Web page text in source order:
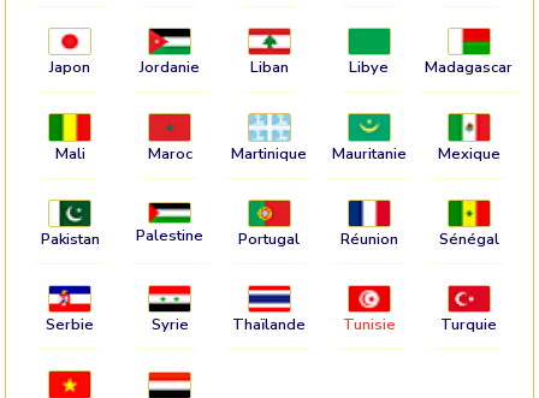
Japon Jordanie Liban Libye Madagascar
Mali Maroc Martinique Mauritanie Mexique
Pakistan Palestine Portugal Réunion Sénégal
Serbie Syrie Thaïlande Tunisie Turquie